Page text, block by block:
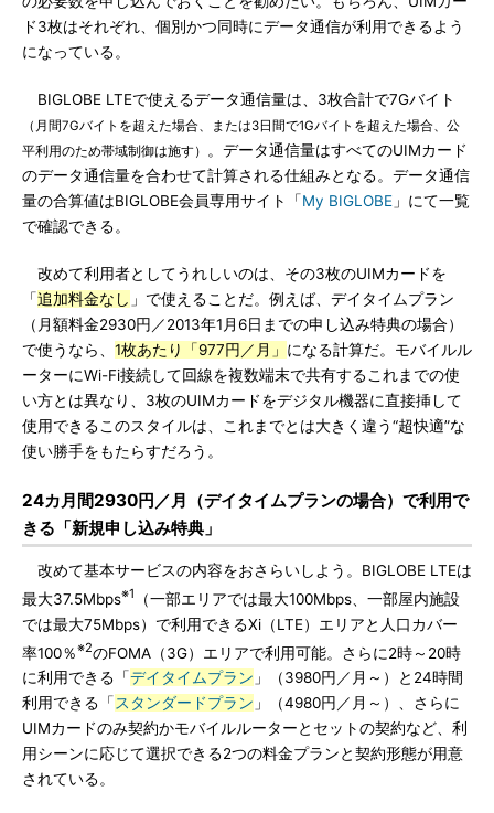
ド3枚はそれぞれ、個別かつ同時にデータ通信が利用できるよう
になっている。
BIGLOBE LTEで使えるデータ通信量は、3枚合計で7Gバイト
（月間7Gバイトを超えた場合、または3日間で1Gバイトを超えた場合、公
平利用のため帯域制御は施す）
。データ通信量はすべてのUIMカード
のデータ通信量を合わせて計算される仕組みとなる。データ通信
量の合算値はBIGLOBE会員専用サイト「My BIGLOBE 」にて一覧
で確認できる。
改めて利用者としてうれしいのは、その3枚のUIMカードを
「追加料金なし 」で使えることだ。例えば、デイタイムプラン
（月額料金2930円／2013年1月6日までの申し込み特典の場合）
で使うなら、 1枚あたり「977円／月」 になる計算だ。モバイルル
ーターにWi-Fi接続して回線を複数端末で共有するこれまでの使
い方とは異なり、3枚のUIMカードをデジタル機器に直接挿して
使用できるこのスタイルは、これまでとは大きく違う“超快適”な
使い勝手をもたらすだろう。
24カ月間2930円／月（デイタイムプランの場合）で利用で
きる「新規申し込み特典」
改めて基本サービスの内容をおさらいしよう。BIGLOBE LTEは
最大37.5Mbps※1
（一部エリアでは最大100Mbps、一部屋内施設
では最大75Mbps）で利用できるXi（LTE）エリアと人口カバー
率100％※2のFOMA（3G）エリアで利用可能。さらに2時～20時
に利用できる「デイタイムプラン 」（3980円／月～）と24時間
利用できる「 スタンダードプラン 」（4980円／月～）、さらに
UIMカードのみ契約かモバイルルーターとセットの契約など、利
用シーンに応じて選択できる2つの料金プランと契約形態が用意
されている。